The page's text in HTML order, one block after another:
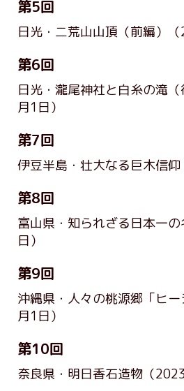
第5回
日光・二荒山山頂（前編）
第6回
日光・瀧尾神社と白糸の滝（
月1日）
第7回
伊豆半島・壮大なる巨木信仰
第8回
富山県・知られざる日本一の
日）
第9回
沖縄県・人々の桃源郷「ヒー
月1日）
第10回
奈良県・明日香石造物 （